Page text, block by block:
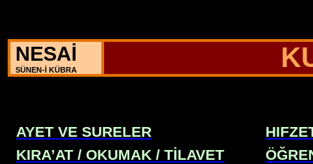
NESAİ
SÜNEN-İ KÜBRA
AYET VE SURELER
KIRA’AT / OKUMAK / TİLAVET